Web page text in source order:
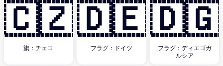
🇨🇿
旗：チェコ
🇩🇪
フラグ：ドイツ
🇩🇬
フラグ：ディエゴガ
ルシア